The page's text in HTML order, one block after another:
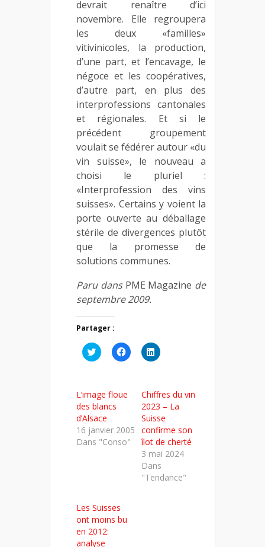
devrait renaître d’ici
novembre. Elle regroupera
les deux «familles»
vitivinicoles, la production,
d’une part, et l’encavage, le
négoce et les coopératives,
d’autre part, en plus des
interprofessions cantonales
et régionales. Et si le
précédent groupement
voulait se fédérer autour «du
vin suisse», le nouveau a
choisi le pluriel :
«Interprofession des vins
suisses». Certains y voient la
porte ouverte au déballage
stérile de divergences plutôt
que la promesse de
solutions communes.
Paru dans PME Magazine de
septembre 2009.
Partager :
Cliquez
pour
dans
une
nouvelle
fenêtre)
Cliquez
pour
une
nouvelle
fenêtre)
Cliquez
pour
dans
une
nouvelle
fenêtre)
L’image floue
des blancs
d’Alsace
16 janvier 2005
Dans "Conso"
Chiffres du vin
2023 – La
Suisse
confirme son
îlot de cherté
3 mai 2024
Dans
"Tendance"
Les Suisses
ont moins bu
en 2012:
analyse